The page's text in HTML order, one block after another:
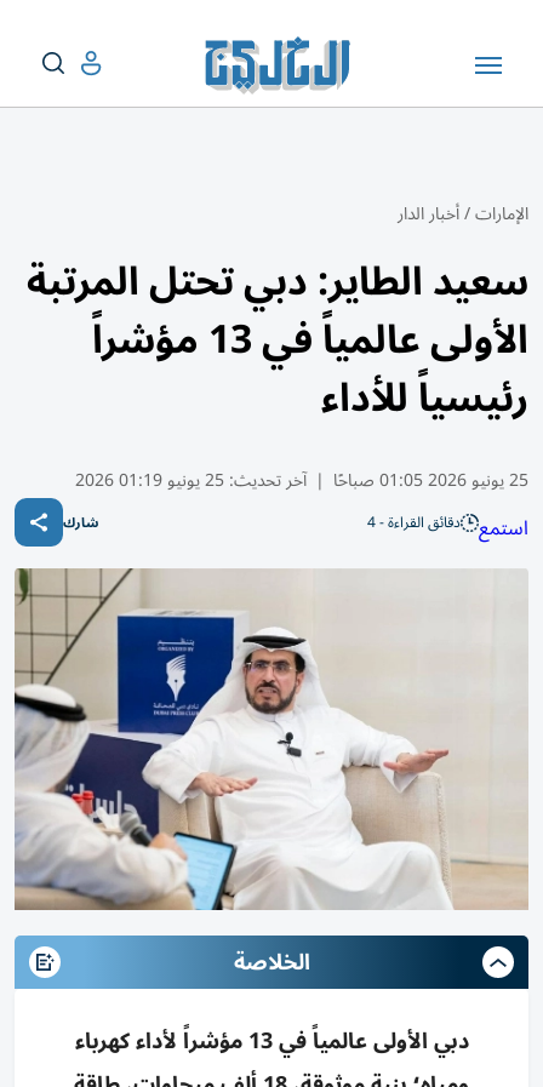
الإمارات/أخبار الدار
سعيد الطاير: دبي تحتل المرتبة
الأولى عالمياً في 13 مؤشراً
رئيسياً للأداء
25 يونيو 2026 01:05 صباحًا | آخر تحديث:25 يونيو 01:19 2026
استمع دقائق القراءة - 4 شارك
الخلاصة
دبي الأولى عالمياً في 13 مؤشراً لأداء كهرباء